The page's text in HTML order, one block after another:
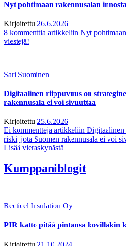
Nyt pohtimaan rakennusalan
Kirjoitettu 26.6.2026
8 kommenttia artikkeliin Nyt
viestejä!
Sari Suominen
Digitaalinen riippuvuus on
rakennusala ei voi sivuuttaa
Kirjoitettu 25.6.2026
Ei kommentteja artikkeliin Digitaalinen
riski, jota Suomen rakennusala ei voi
Lisää vieraskynästä
Kumppaniblogit
Recticel Insulation Oy
PIR-katto pitää pintansa kovillakin
Kirjoitettu 21.10.2024